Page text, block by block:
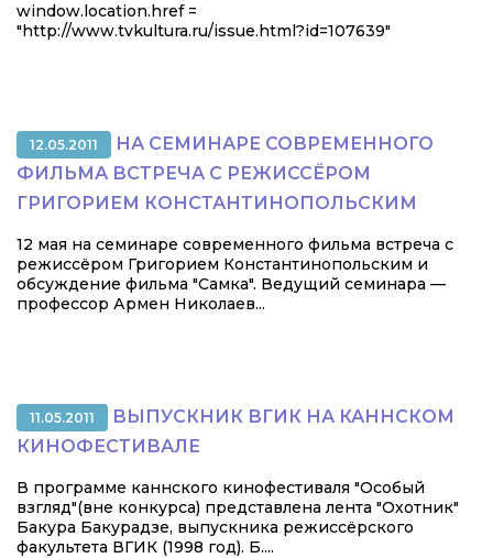
window.location.href =
"http://www.tvkultura.ru/issue.html?id=107639"
12.05.2011
НА СЕМИНАРЕ СОВРЕМЕННОГО
ФИЛЬМА ВСТРЕЧА С РЕЖИССЁРОМ
ГРИГОРИЕМ КОНСТАНТИНОПОЛЬСКИМ
12 мая на семинаре современного фильма встреча с
режиссёром Григорием Константинопольским и
обсуждение фильма "Самка". Ведущий семинара —
профессор Армен Николаев...
11.05.2011
ВЫПУСКНИК ВГИК НА КАННСКОМ
КИНОФЕСТИВАЛЕ
В программе каннского кинофестиваля "Особый
взгляд"(вне конкурса) представлена лента "Охотник"
Бакура Бакурадзе, выпускника режиссёрского
факультета ВГИК (1998 год). Б....